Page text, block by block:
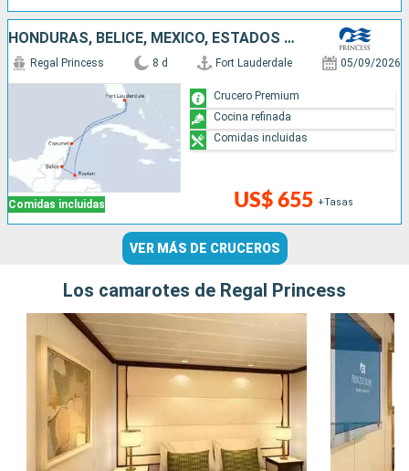
HONDURAS, BELICE, MÉXICO, ESTADOS UNIDOS
Comidas incluidas
Regal Princess 8 d Fort Lauderdale 05/09/2026
US$ 655 +Tasas
Crucero Premium
Cocina refinada
Comidas incluidas
VER MÁS DE CRUCEROS
Los camarotes de Regal Princess